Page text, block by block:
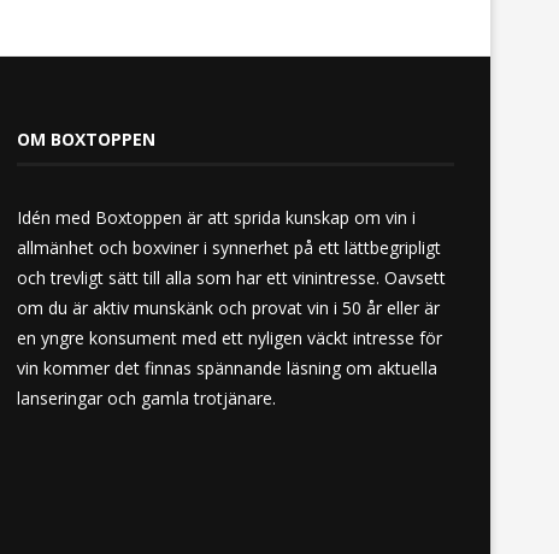
OM BOXTOPPEN
Idén med Boxtoppen är att sprida kunskap om vin i
allmänhet och boxviner i synnerhet på ett lättbegripligt
och trevligt sätt till alla som har ett vinintresse. Oavsett
om du är aktiv munskänk och provat vin i 50 år eller är
en yngre konsument med ett nyligen väckt intresse för
vin kommer det finnas spännande läsning om aktuella
lanseringar och gamla trotjänare.